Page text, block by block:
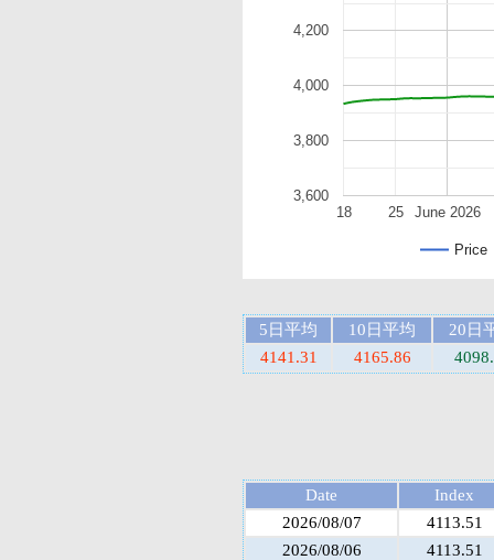
Price
June 2026
18 25
3,600
3,800
4,000
4,200
5日平均 10日平均
20日
4141.31
4165.86
Date
Index
2026/08/07
4113.51
2026/08/06
4113.51